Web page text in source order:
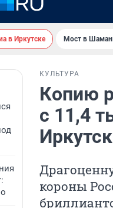
в Иркутске Мост в
КУЛЬТУРА
Копию
с 11,4
короны